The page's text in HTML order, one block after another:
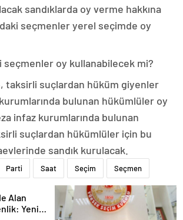
sandıklarda oy verme hakkına
seçmenler yerel seçimde oy
seçmenler oy kullanabilecek mi?
taksirli suçlardan hüküm giyenler
bulunan hükümlüler oy
infaz kurumlarında bulunan
suçlardan hükümlüler için bu
sandık kurulacak.
Parti Saat Seçim Seçmen
Alan
Yeni